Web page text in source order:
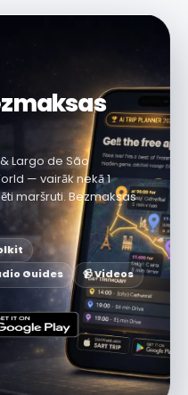
Largo de São
— vairāk nekā 1
maršruti. Bezmaksas
Guides 📹 Videos